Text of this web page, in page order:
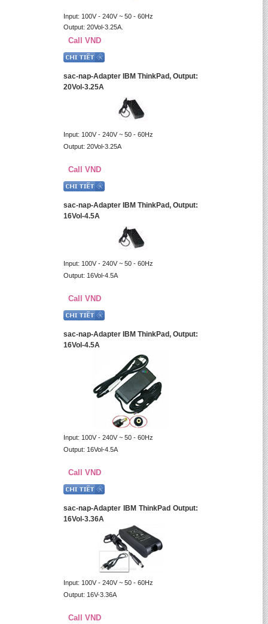
Input: 100V - 240V ~ 50 - 60Hz
Output: 20Vol-3.25A.
Call VND
sac-nap-Adapter IBM ThinkPad, Output:
20Vol-3.25A
Input: 100V - 240V ~ 50 - 60Hz
Output: 20Vol-3.25A
Call VND
sac-nap-Adapter IBM ThinkPad, Output:
16Vol-4.5A
Input: 100V - 240V ~ 50 - 60Hz
Output: 16Vol-4.5A
Call VND
sac-nap-Adapter IBM ThinkPad, Output:
16Vol-4.5A
Input: 100V - 240V ~ 50 - 60Hz
Output: 16Vol-4.5A
Call VND
sac-nap-Adapter IBM ThinkPad Output:
16Vol-3.36A
Input: 100V - 240V ~ 50 - 60Hz
Output: 16V-3.36A
Call VND